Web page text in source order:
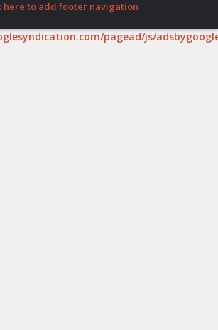
here to add footer navigation
pagead/js/